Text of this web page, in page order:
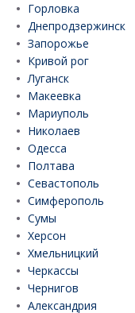
Горловка
Днепродзержинск
Запорожье
Кривой рог
Луганск
Макеевка
Мариуполь
Николаев
Одесса
Полтава
Севастополь
Симферополь
Сумы
Херсон
Хмельницкий
Черкассы
Чернигов
Александрия